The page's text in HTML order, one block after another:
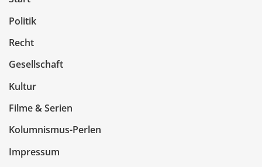
Politik
Recht
Gesellschaft
Kultur
Filme & Serien
Kolumnismus-Perlen
Impressum